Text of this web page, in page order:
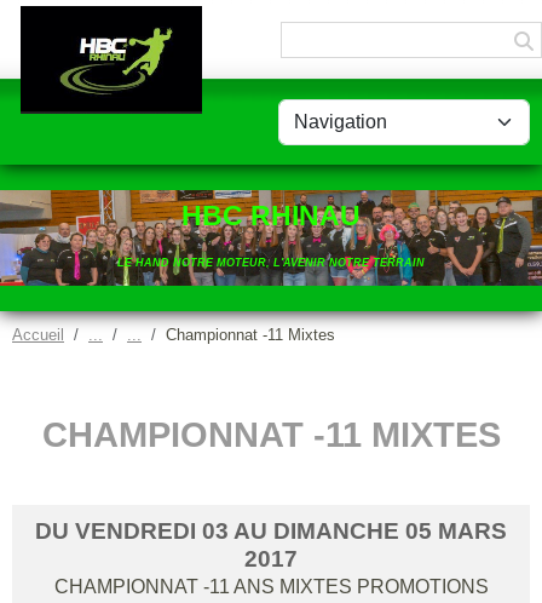
HBC RHINAU
LE HAND NOTRE MOTEUR, L'AVENIR NOTRE TERRAIN
Accueil Championnat -11 Mixtes
CHAMPIONNAT -11 MIXTES
DU VENDREDI 03 AU DIMANCHE 05 MARS
2017
CHAMPIONNAT -11 ANS MIXTES PROMOTIONS